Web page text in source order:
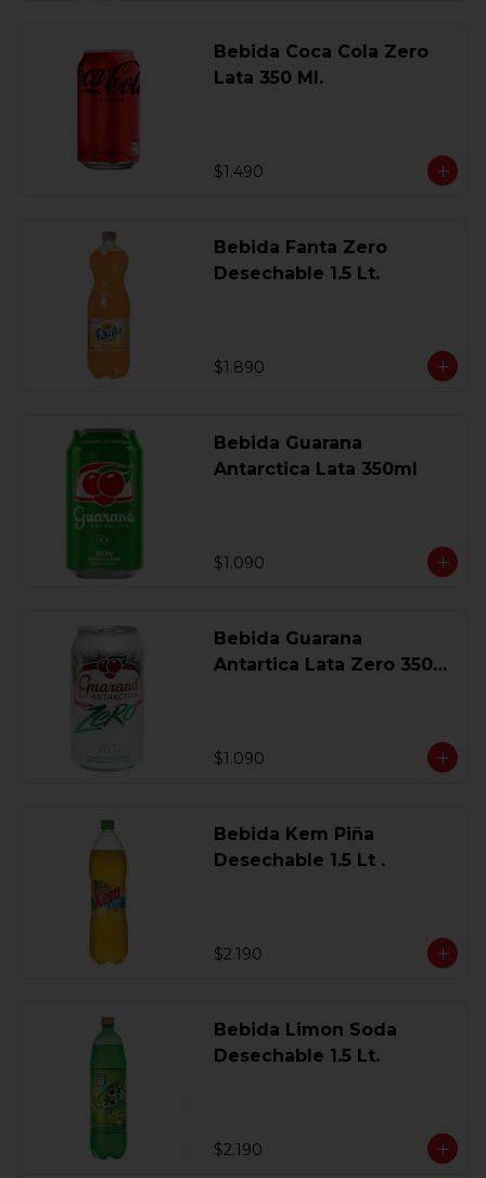
Bebida Coca Cola Zero
Lata 350 Ml.
$1.490
Bebida Fanta Zero
Desechable 1.5 Lt.
$1.890
Bebida Guarana
Antarctica Lata 350ml
$1.090
Bebida Guarana
Antartica Lata Zero 350
$1.090
Bebida Kem Piña
Desechable 1.5 Lt .
$2.190
Bebida Limon Soda
Desechable 1.5 Lt.
$2.190